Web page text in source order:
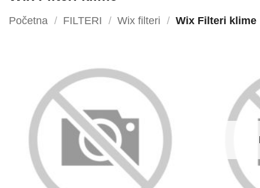
Početna / FILTERI / Wix filteri / Wix Filteri klime